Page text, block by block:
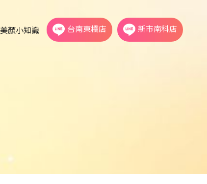
美顏小知識 台南東橋店 新市南科店